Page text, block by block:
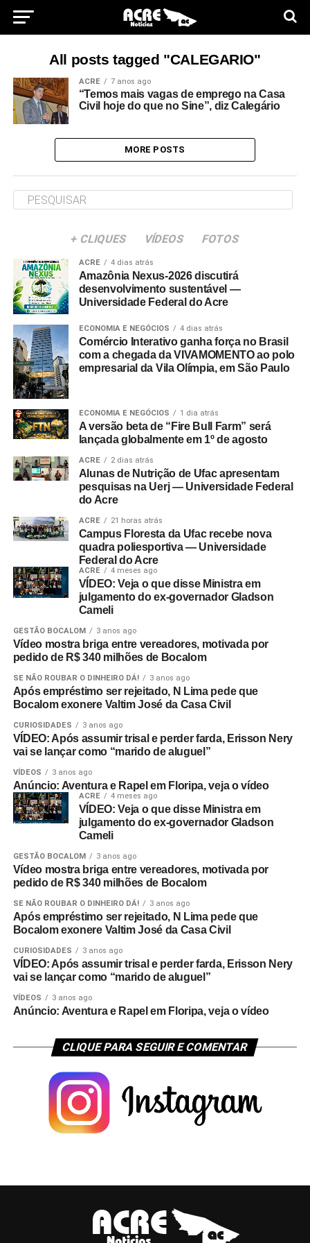
All posts tagged "CALEGARIO"
ACRE 7 anos ago
“Temos mais vagas de emprego na Casa
Civil hoje do que no Sine”, diz Calegário
MORE POSTS
+ CLIQUES VÍDEOS FOTOS
ACRE 4 dias atrás
Amazônia Nexus-2026 discutirá
desenvolvimento sustentável —
Universidade Federal do Acre
ECONOMIA E NEGÓCIOS 4 dias atrás
Comércio Interativo ganha força no Brasil
com a chegada da VIVAMOMENTO ao polo
empresarial da Vila Olímpia, em São Paulo
ECONOMIA E NEGÓCIOS 1 dia atrás
A versão beta de “Fire Bull Farm” será
lançada globalmente em 1º de agosto
ACRE 2 dias atrás
Alunas de Nutrição de Ufac apresentam
pesquisas na Uerj — Universidade Federal
do Acre
ACRE 21 horas atrás
Campus Floresta da Ufac recebe nova
quadra poliesportiva — Universidade
Federal do Acre
ACRE 4 meses ago
VÍDEO: Veja o que disse Ministra em
julgamento do ex-governador Gladson
Cameli
GESTÃO BOCALOM 3 anos ago
Vídeo mostra briga entre vereadores, motivada por
pedido de R$ 340 milhões de Bocalom
SE NÃO ROUBAR O DINHEIRO DÁ! 3 anos ago
Após empréstimo ser rejeitado, N Lima pede que
Bocalom exonere Valtim José da Casa Civil
CURIOSIDADES 3 anos ago
VÍDEO: Após assumir trisal e perder farda, Erisson Nery
vai se lançar como “marido de aluguel”
VÍDEOS 3 anos ago
Anúncio: Aventura e Rapel em Floripa, veja o vídeo
ACRE 4 meses ago
VÍDEO: Veja o que disse Ministra em
julgamento do ex-governador Gladson
Cameli
GESTÃO BOCALOM 3 anos ago
Vídeo mostra briga entre vereadores, motivada por
pedido de R$ 340 milhões de Bocalom
SE NÃO ROUBAR O DINHEIRO DÁ! 3 anos ago
Após empréstimo ser rejeitado, N Lima pede que
Bocalom exonere Valtim José da Casa Civil
CURIOSIDADES 3 anos ago
VÍDEO: Após assumir trisal e perder farda, Erisson Nery
vai se lançar como “marido de aluguel”
VÍDEOS 3 anos ago
Anúncio: Aventura e Rapel em Floripa, veja o vídeo
CLIQUE PARA SEGUIR E COMENTAR